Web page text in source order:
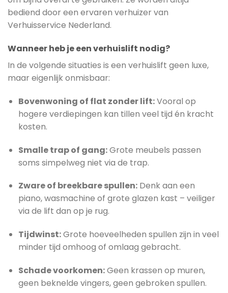
bediend door een ervaren verhuizer van
Verhuisservice Nederland.
Wanneer heb je een verhuislift nodig?
In de volgende situaties is een verhuislift geen luxe,
maar eigenlijk onmisbaar:
Bovenwoning of flat zonder lift:Vooral op
hogere verdiepingen kan tillen veel tijd én kracht
kosten.
Smalle trap of gang:Grote meubels passen
soms simpelweg niet via de trap.
Zware of breekbare spullen:Denk aan een
piano, wasmachine of grote glazen kast – veiliger
via de lift dan op je rug.
Tijdwinst:Grote hoeveelheden spullen zijn in veel
minder tijd omhoog of omlaag gebracht.
Schade voorkomen:Geen krassen op muren,
geen beknelde vingers, geen gebroken spullen.